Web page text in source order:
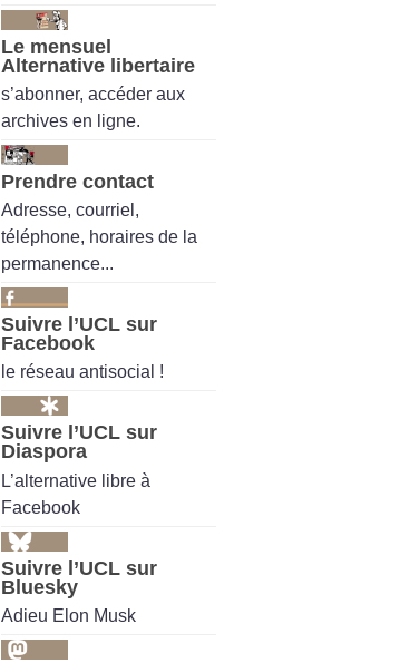
Le mensuel
Alternative libertaire
s’abonner, accéder aux
archives en ligne.
Prendre contact
Adresse, courriel,
téléphone, horaires de la
permanence...
Suivre l’UCL sur
Facebook
le réseau antisocial !
Suivre l’UCL sur
Diaspora
L’alternative libre à
Facebook
Suivre l’UCL sur
Bluesky
Adieu Elon Musk